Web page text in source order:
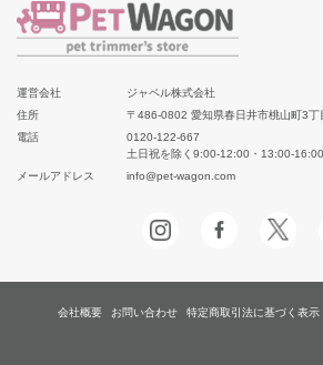
運営会社
ジャペル株式会社
住所
〒486-0802 愛知県春日井市桃山町3丁
電話
0120-122-667
土日祝を除く9:00-12:00・13:00-16:00
メールアドレス
info@pet-wagon.com
会社概要 お問い合わせ 特定商取引法に基づく表示